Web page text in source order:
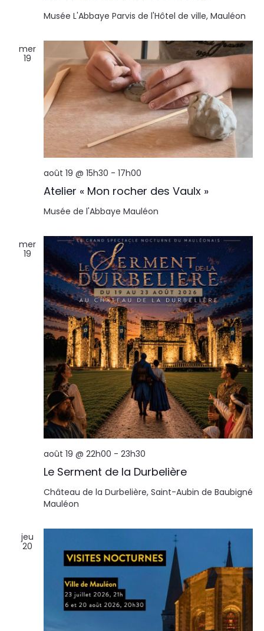
Musée L'Abbaye Parvis de l'Hôtel de ville, Mauléon
mer
19
Atelier « Mon rocher des Vaulx »
août 19 @ 15h30 - 17h00
Musée de l'Abbaye Mauléon
mer
19
Le Serment de la Durbelière
août 19 @ 22h00 - 23h30
Château de la Durbelière, Saint-Aubin de Baubigné
Mauléon
jeu
20